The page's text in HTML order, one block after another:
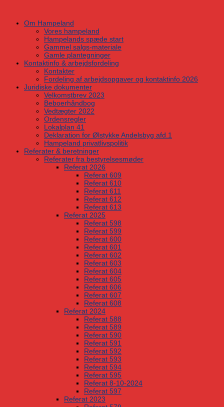
contentOm Hampeland
Vores hampeland
Hampelands spæde start
Gammel salgs-materiale
Gamle plantegninger
Kontaktinfo & arbejdsfordeling
Kontakter
Fordeling af arbejdsopgaver og kontaktinfo 2026
Juridiske dokumenter
Velkomstbrev 2023
Beboerhåndbog
Vedtægter 2022
Ordensregler
Lokalplan 41
Deklaration for Ølstykke Andelsbyg afd.1
Hampeland privatlivspolitik
Referater & beretninger
Referater fra bestyrelsesmøder
Referat 2026
Referat 609
Referat 610
Referat 611
Referat 612
Referat 613
Referat 2025
Referat 598
Referat 599
Referat 600
Referat 601
Referat 602
Referat 603
Referat 604
Referat 605
Referat 606
Referat 607
Referat 608
Referat 2024
Referat 588
Referat 589
Referat 590
Referat 591
Referat 592
Referat 593
Referat 594
Referat 595
Referat 8-10-2024
Referat 597
Referat 2023